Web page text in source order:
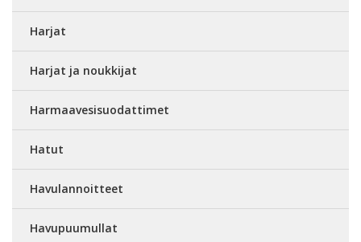
Harjat
Harjat ja noukkijat
Harmaavesisuodattimet
Hatut
Havulannoitteet
Havupuumullat